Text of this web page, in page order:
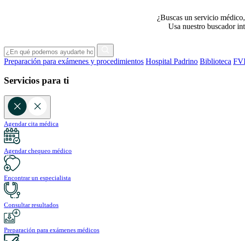
¿Buscas un servicio
Usa nuestro buscador
Preparación para exámenes y procedimientos Hospital Padrino Biblioteca
Servicios para ti
Agendar cita médica
Agendar chequeo médico
Encontrar un especialista
Consultar resultados
Preparación para exámenes médicos